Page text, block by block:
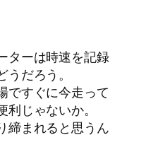
ターは時速を記録
だろう。
ですぐに今走って
じゃないか。
締まれると思うん